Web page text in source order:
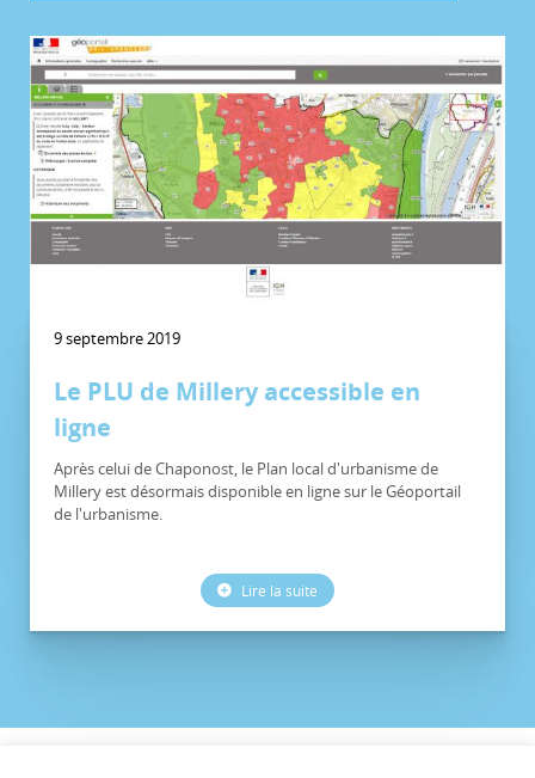
9 septembre 2019
Le PLU de Millery accessible en
ligne
Après celui de Chaponost, le Plan local d'urbanisme de
Millery est désormais disponible en ligne sur le Géoportail
de l'urbanisme.
Lire la suite